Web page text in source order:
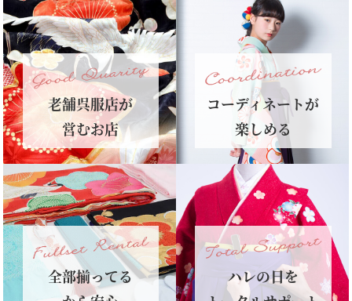
老舗呉服店が
営むお店
コーディネートが
楽しめる
全部揃ってる
ハレの日を